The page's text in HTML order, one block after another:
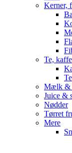
Kerner,
Te,
Te
Mælk &
Juice &
Nødder
Tørret
Mere